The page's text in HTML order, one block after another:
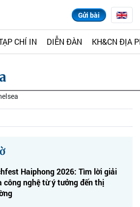
Gửi bài
CHÍ IN DIỄN ĐÀN KH&CN ĐỊA
Haiphong 2026: Tìm lời giải
công nghệ từ ý tưởng đến thị